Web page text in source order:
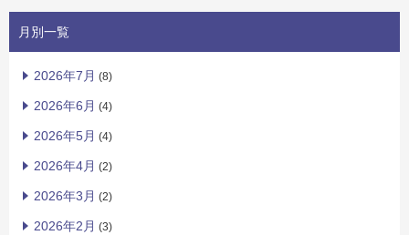
月別一覧
2026年7月 (8)
2026年6月 (4)
2026年5月 (4)
2026年4月 (2)
2026年3月 (2)
2026年2月 (3)